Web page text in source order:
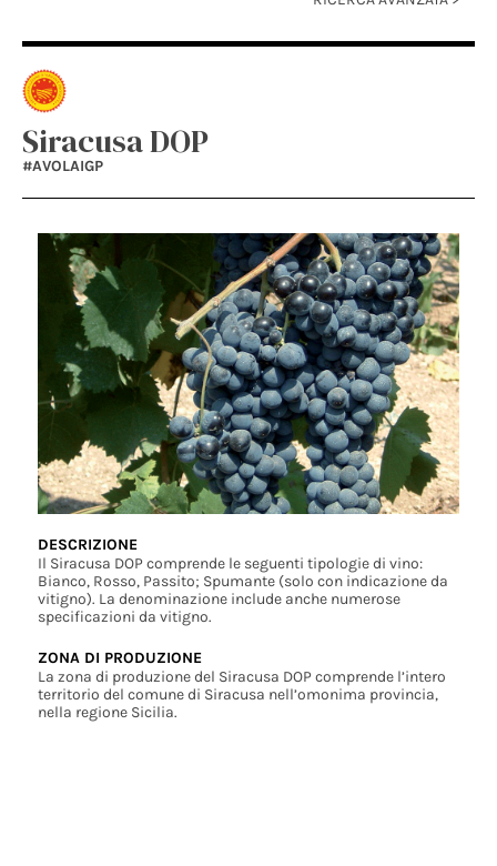
Siracusa DOP
#AVOLAIGP
DESCRIZIONE
Il Siracusa DOP comprende le seguenti tipologie di vino:
Bianco, Rosso, Passito; Spumante (solo con indicazione da
vitigno). La denominazione include anche numerose
specificazioni da vitigno.
ZONA DI PRODUZIONE
La zona di produzione del Siracusa DOP comprende l’intero
territorio del comune di Siracusa nell’omonima provincia,
nella regione Sicilia.